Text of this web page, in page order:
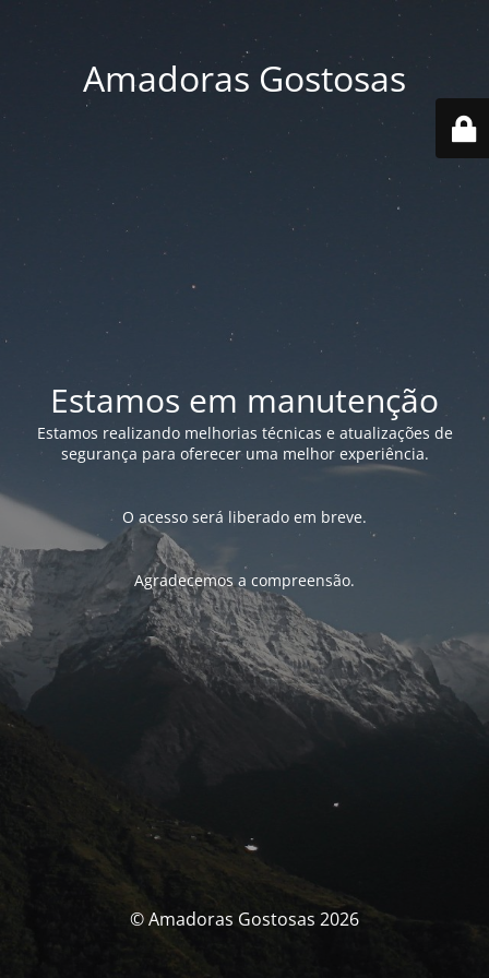
Amadoras Gostosas
Estamos em manutenção
Estamos realizando melhorias técnicas e atualizações de
segurança para oferecer uma melhor experiência.
O acesso será liberado em breve.
Agradecemos a compreensão.
© Amadoras Gostosas 2026